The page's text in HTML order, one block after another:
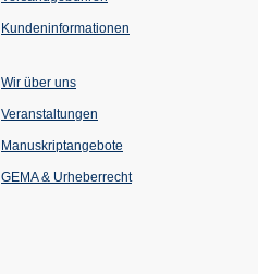
Kundeninformationen
Wir über uns
Veranstaltungen
einem
Tab)
Manuskriptangebote
GEMA & Urheberrecht